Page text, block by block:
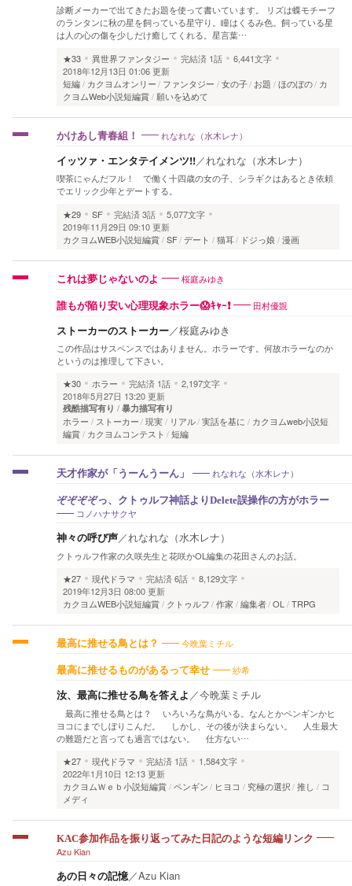
診断メーカーで出てきたお題を使って書いています。 リズは蝶モチーフ
のランタンに秋の星を飼っている星守り。瞳はくるみ色。飼っている星
は人の心の傷を少しだけ癒してくれる。星言葉…
★33
異世界ファンタジー 完結済 1話
6,441文字
2018年12月13日 01:06 更新
短編
カクヨムオンリー ファンタジー 女の子 お題 ほのぼの カ
クヨムWeb小説短編賞
願いを込めて
かけあし青春組！ れなれな（水木レナ）
イッツァ・エンタテイメンツ!!／れなれな（水木レナ）
喫茶にゃんだフル！ で働く十四歳の女の子、シラギクはあるとき依頼
でエリック少年とデートする。
★29
SF 完結済3話
5,077文字
2019年11月29日 09:10 更新
カクヨムWEB小説短編賞 SF デート 猫耳 ドジっ娘 漫画
これは夢じゃないのよ 桜庭みゆき
誰もが陥り安い心理現象ホラー😱ｷｬｰ❗ 田村優覬
ストーカーのストーカー／桜庭みゆき
この作品はサスペンスではありません。ホラーです。何故ホラーなのか
というのは推理して下さい。
★30
ホラー 完結済 1話
2,197文字
2018年5月27日 13:20 更新
残酷描写有り 暴力描写有り
ホラー ストーカー 現実 リアル 実話を基に
カクヨムweb小説短
編賞
カクヨムコンテスト 短編
天才作家が「うーんうーん」 れなれな（水木レナ）
ぞぞぞぞっ、クトゥルフ神話よりDelete誤操作の方がホラー
コノハナサクヤ
神々の呼び声／れなれな（水木レナ）
クトゥルフ作家の久咲先生と花咲かOL編集の花田さんのお話。
★27
現代ドラマ 完結済6話
8,129文字
2019年12月3日 08:00 更新
カクヨムWEB小説短編賞
クトゥルフ 作家 編集者 OL TRPG
最高に推せる鳥とは？ 今晩葉ミチル
最高に推せるものがあるって幸せ 紗希
汝、最高に推せる鳥を答えよ ／今晩葉ミチル
最高に推せる鳥とは？ いろいろな鳥がいる。なんとかペンギンかヒ
ヨコにまでしぼりこんだ。 しかし、その後が決まらない。 人生最大
の難題だと言っても過言ではない。 仕方ない…
★27
現代ドラマ 完結済 1話
1,584文字
2022年1月10日 12:13 更新
カクヨムＷｅｂ小説短編賞 ペンギン ヒヨコ 究極の選択 推し
コ
メディ
KAC参加作品を振り返ってみた日記のような短編リンク
Azu Kian
あの日々の記憶／Azu Kian